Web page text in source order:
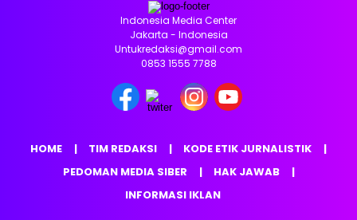
Indonesia Media Center
Jakarta - Indonesia
Untukredaksi@gmail.com
0853 1555 7788
HOME TIM REDAKSI
KODE ETIK JURNALISTIK
PEDOMAN MEDIA SIBER
HAK JAWAB
INFORMASI IKLAN